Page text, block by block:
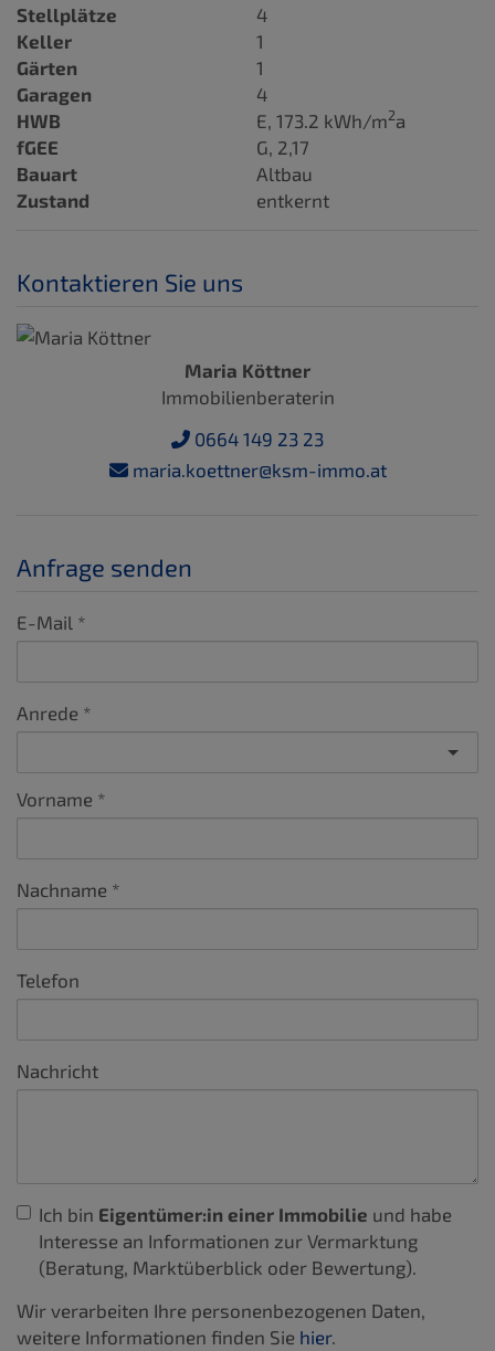
Stellplätze
4
Keller
1
Gärten
1
Garagen
4
HWB
E, 173.2 kWh/m2a
fGEE
G, 2,17
Bauart
Altbau
Zustand
entkernt
Kontaktieren Sie uns
Maria Köttner
Immobilienberaterin
0664 149 23 23
maria.koettner@ksm-immo.at
Anfrage senden
E-Mail
Anrede
Vorname
Nachname
Telefon
Nachricht
Ich bin Eigentümer:in einer Immobilie und habe
Interesse an Informationen zur Vermarktung
(Beratung, Marktüberblick oder Bewertung).
Wir verarbeiten Ihre personenbezogenen Daten,
weitere Informationen finden Sie hier.